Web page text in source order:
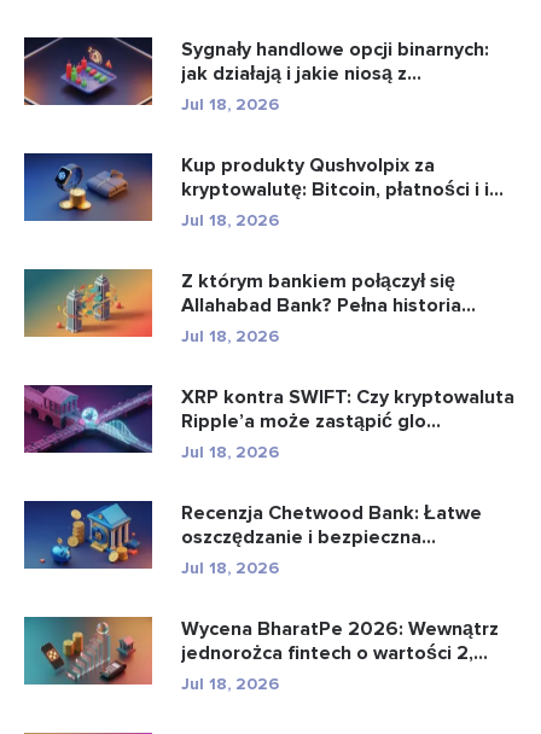
Sygnały handlowe opcji binarnych:
jak działają i jakie niosą z...
Jul 18, 2026
Kup produkty Qushvolpix za
kryptowalutę: Bitcoin, płatności i i...
Jul 18, 2026
Z którym bankiem połączył się
Allahabad Bank? Pełna historia...
Jul 18, 2026
XRP kontra SWIFT: Czy kryptowaluta
Ripple’a może zastąpić glo...
Jul 18, 2026
Recenzja Chetwood Bank: Łatwe
oszczędzanie i bezpieczna
bankowo�...
Jul 18, 2026
Wycena BharatPe 2026: Wewnątrz
jednorożca fintech o wartości 2,...
Jul 18, 2026